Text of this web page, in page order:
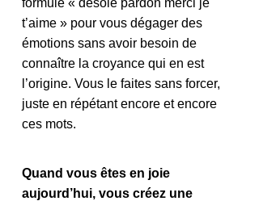
t’aime » pour vous dégager des
émotions sans avoir besoin de
connaître la croyance qui en est
l’origine. Vous le faites sans forcer,
juste en répétant encore et encore
ces mots.
Quand vous êtes en joie
aujourd’hui, vous créez une